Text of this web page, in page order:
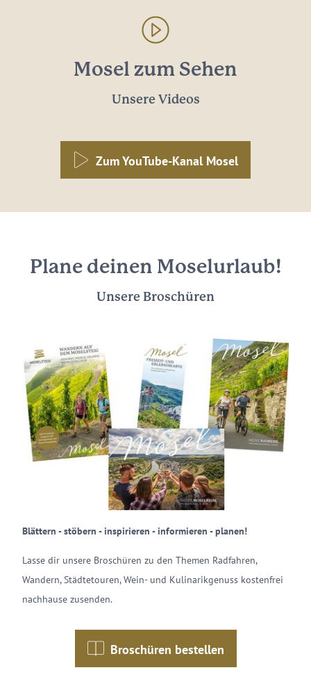
Mosel zum Sehen
Unsere Videos
Zum YouTube-Kanal Mosel
Plane deinen Moselurlaub!
Unsere Broschüren
Blättern - stöbern - inspirieren - informieren - planen!
Lasse dir unsere Broschüren zu den Themen Radfahren,
Wandern, Städtetouren, Wein- und Kulinarikgenuss kostenfrei
nachhause zusenden.
Broschüren bestellen